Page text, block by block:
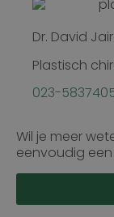
Dr. David
Plastisch
023-
Wil je meer
eenvoudig